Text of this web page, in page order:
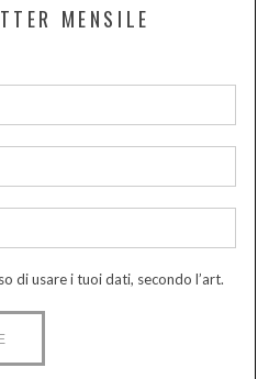
MENSILE
di usare i tuoi dati, secondo l’art.